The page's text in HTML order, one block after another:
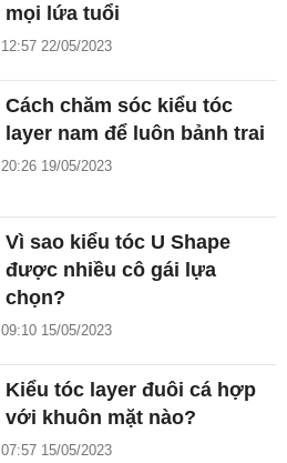
mọi lứa tuổi
12:57 22/05/2023
Cách chăm sóc kiểu tóc
layer nam để luôn bảnh trai
20:26 19/05/2023
Vì sao kiểu tóc U Shape
được nhiều cô gái lựa
chọn?
09:10 15/05/2023
Kiểu tóc layer đuôi cá hợp
với khuôn mặt nào?
07:57 15/05/2023